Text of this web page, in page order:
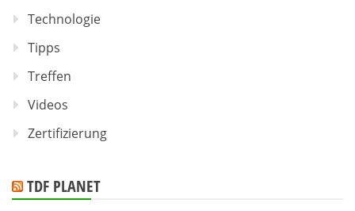
Technologie
Tipps
Treffen
Videos
Zertifizierung
TDF PLANET